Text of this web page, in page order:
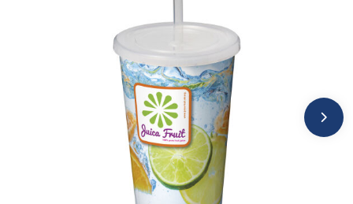
Kledingaccessoires
Ondergoed, Sokken en Nachtkleding
Peuters en Baby's